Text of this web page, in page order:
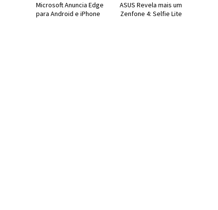
ASUS Revela mais um
Zenfone 4: Selfie Lite
Microsoft Anuncia Edge
para Android e iPhone